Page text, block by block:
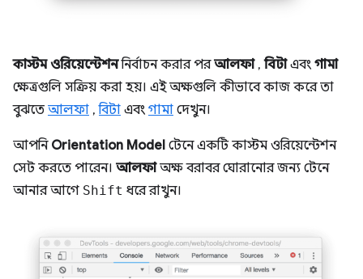
কাস্টম ওরিয়েন্টেশননির্বাচন করার পরআলফা,বিটাএবং গামা
ক্ষেত্রগুলি সক্রিয় করা হয়। এই অক্ষগুলি কীভাবে কাজ করে তা
বুঝতে আলফা ,বিটা এবং গামা দেখুন।
আপনি Orientation Model টেনে একটি কাস্টম ওরিয়েন্টেশন
সেট করতে পারেন। আলফাঅক্ষ বরাবর ঘোরানোর জন্য টেনে
আনার আগে Shift ধরে রাখুন।